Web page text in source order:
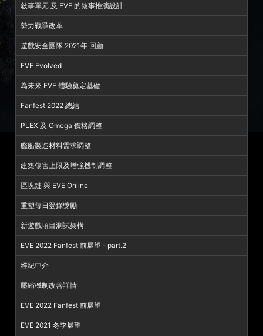
敍事單元 及 EVE 的敍事推演設計
勢力戰爭改革
遊戲安全團隊 2021年 回顧
EVE Evolved
為未來 EVE 體驗奠定基礎
Fanfest 2022 總結
PLEX 及 Omega 價格調整
艦船製造材料需求調整
建築傷害上限及增強機制調整
區塊鏈 與 EVE Online
重塑每日登錄獎勵
新遊戲項目測試架構
EVE 2022 Fanfest 前展望 - part.2
經紀中介
壓縮機制改善詳情
EVE 2022 Fanfest 前展望
EVE 2021 冬季展望